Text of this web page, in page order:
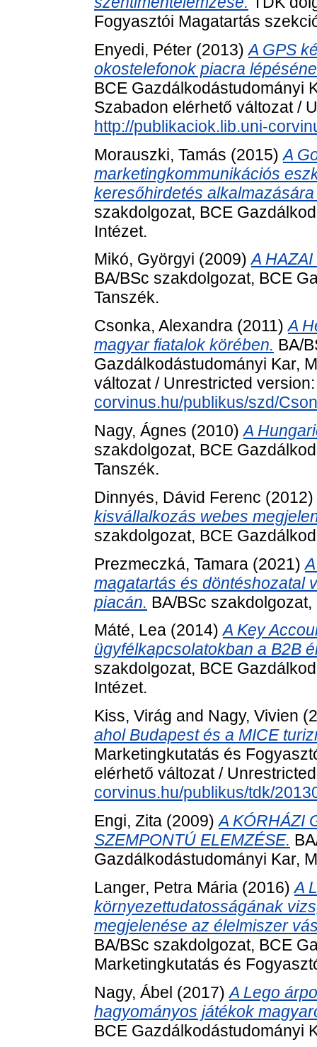
Fogyasztói Magatartás
Enyedi, Péter (2013)A GPS
okostelefonok piacra
BCE Gazdálkodástudományi
Szabadon elérhető változat /
http://publikaciok.lib.uni-
Morauszki, Tamás (2015)A
marketingkommunikációs
keresőhirdetés
szakdolgozat, BCE
Intézet.
Mikó, Györgyi (2009)A
BA/BSc szakdolgozat, BCE
Tanszék.
Csonka, Alexandra (2011)A
magyar fiatalok körében. BA/
Gazdálkodástudományi Kar,
változat / Unrestricted
corvinus.hu/publikus/szd/
Nagy, Ágnes (2010)A
szakdolgozat, BCE
Tanszék.
Dinnyés, Dávid Ferenc (2012)
kisvállalkozás webes
szakdolgozat, BCE
Prezmeczká, Tamara (2021)
magatartás és döntéshozatal
piacán. BA/BSc
Máté, Lea (2014)A Key
ügyfélkapcsolatokban a B2B
szakdolgozat, BCE
Intézet.
Kiss, Virág and Nagy, Vivien
ahol Budapest és a MICE
Marketingkutatás és
elérhető változat /
corvinus.hu/publikus/tdk/
Engi, Zita (2009)A KÓRHÁZI
SZEMPONTÚ ELEMZÉSE.
Gazdálkodástudományi Kar,
Langer, Petra Mária (2016)A
környezettudatosságának
megjelenése az élelmiszer
BA/BSc szakdolgozat, BCE
Marketingkutatás és
Nagy, Ábel (2017)A Lego
hagyományos játékok
BCE Gazdálkodástudományi